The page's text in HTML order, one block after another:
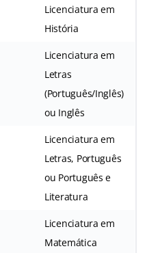
Licenciatura em
História
Licenciatura em
Letras
(Português/Inglês)
ou Inglês
Licenciatura em
Letras, Português
ou Português e
Literatura
Licenciatura em
Matemática